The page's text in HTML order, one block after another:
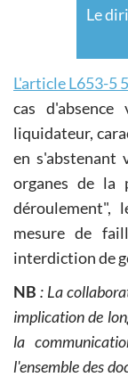
Le
L'article L653-5
cas
liquidateur,
en s'abstenant
organes de la
déroulement",
mesure de
interdiction de
NB : La
implication de
la
l'ensemble des